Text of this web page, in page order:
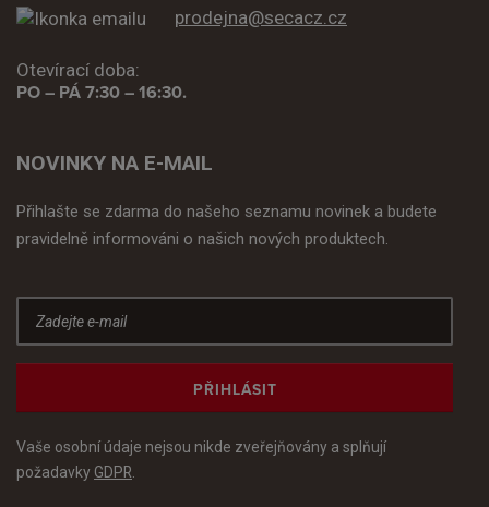
prodejna@secacz.cz
Otevírací doba:
PO – PÁ 7:30 – 16:30.
NOVINKY NA E-MAIL
Přihlašte se zdarma do našeho seznamu novinek a budete
pravidelně informováni o našich nových produktech.
PŘIHLÁSIT
Vaše osobní údaje nejsou nikde zveřejňovány a splňují
požadavky GDPR